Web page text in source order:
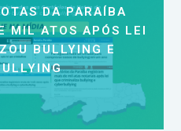
DA PARAÍBA
MIL ATOS APÓS LEI
BULLYING E